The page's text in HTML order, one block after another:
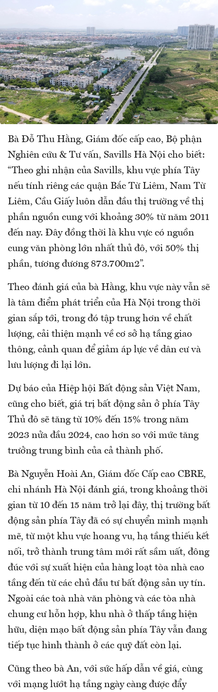
Bà Đỗ Thu Hằng, Giám đốc cấp cao, Bộ phận
Nghiên cứu & Tư vấn, Savills Hà Nội cho biết:
“Theo ghi nhận của Savills, khu vực phía Tây
nếu tính riêng các quận Bắc Từ Liêm, Nam Từ
Liêm, Cầu Giấy luôn dẫn đầu thị trường về thị
phần nguồn cung với khoảng 30% từ năm 2011
đến nay. Đây đồng thời là khu vực có nguồn
cung văn phòng lớn nhất thủ đô, với 50% thị
phần, tương đương 873.700m2”.
Theo đánh giá của bà Hằng, khu vực này vẫn sẽ
là tâm điểm phát triển của Hà Nội trong thời
gian sắp tới, trong đó tập trung hơn về chất
lượng, cải thiện mạnh về cơ sở hạ tầng giao
thông, cảnh quan để giảm áp lực về dân cư và
lưu lượng đi lại lớn.
Dự báo của Hiệp hội Bất động sản Việt Nam,
cũng cho biết, giá trị bất động sản ở phía Tây
Thủ đô sẽ tăng từ 10% đến 15% trong năm
2023 nửa đầu 2024, cao hơn so với mức tăng
trưởng trung bình của cả thành phố.
Bà Nguyễn Hoài An, Giám đốc Cấp cao CBRE,
chi nhánh Hà Nội đánh giá, trong khoảng thời
gian từ 10 đến 15 năm trở lại đây, thị trường bất
động sản phía Tây đã có sự chuyển mình mạnh
mẽ, từ một khu vực hoang vu, hạ tầng thiếu kết
nối, trở thành trung tâm mới rất sầm uất, đông
đúc với sự xuất hiện của hàng loạt tòa nhà cao
tầng đến từ các chủ đầu tư bất động sản uy tín.
Ngoài các toà nhà văn phòng và các tòa nhà
chung cư hỗn hợp, khu nhà ở thấp tầng hiện
hữu, diện mạo bất động sản phía Tây vẫn đang
tiếp tục hình thành ở các quỹ đất còn lại.
Cũng theo bà An, với sức hấp dẫn về giá, cùng
với mạng lướt hạ tầng ngày càng được đẩy